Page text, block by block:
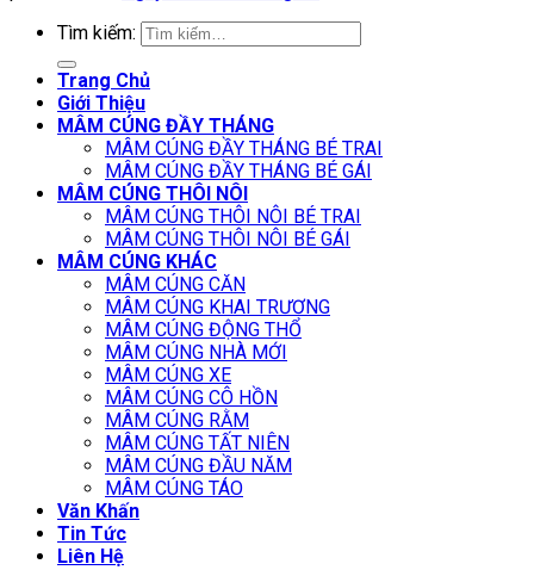
Tìm kiếm:
Trang Chủ
Giới Thiệu
MÂM CÚNG ĐẦY THÁNG
MÂM CÚNG ĐẦY THÁNG BÉ TRAI
MÂM CÚNG ĐẦY THÁNG BÉ GÁI
MÂM CÚNG THÔI NÔI
MÂM CÚNG THÔI NÔI BÉ TRAI
MÂM CÚNG THÔI NÔI BÉ GÁI
MÂM CÚNG KHÁC
MÂM CÚNG CĂN
MÂM CÚNG KHAI TRƯƠNG
MÂM CÚNG ĐỘNG THỔ
MÂM CÚNG NHÀ MỚI
MÂM CÚNG XE
MÂM CÚNG CÔ HỒN
MÂM CÚNG RẰM
MÂM CÚNG TẤT NIÊN
MÂM CÚNG ĐẦU NĂM
MÂM CÚNG TÁO
Văn Khấn
Tin Tức
Liên Hệ